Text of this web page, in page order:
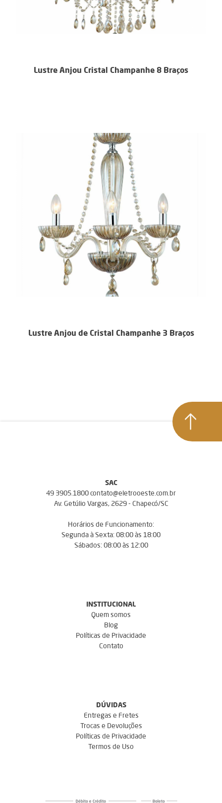
Lustre Anjou Cristal Champanhe 8 Braços
Lustre Anjou de Cristal Champanhe 3 Braços
SAC
49 3905.1800 contato@eletrooeste.com.br
Av. Getúlio Vargas, 2629 - Chapecó/SC
Horários de Funcionamento:
Segunda à Sexta: 08:00 às 18:00
Sábados: 08:00 às 12:00
INSTITUCIONAL
Quem somos
Blog
Políticas de Privacidade
Contato
DÚVIDAS
Entregas e Fretes
Trocas e Devoluções
Políticas de Privacidade
Termos de Uso